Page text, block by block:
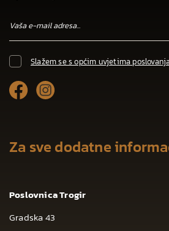
Slažem se s općim uvjetima
Za sve dodatne
Poslovnica Trogir
Gradska 43